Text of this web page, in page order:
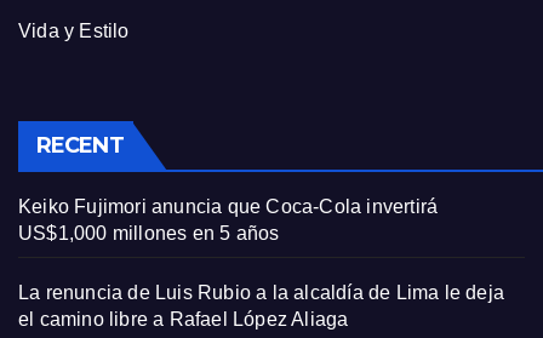
Vida y Estilo
RECENT
Keiko Fujimori anuncia que Coca-Cola invertirá
US$1,000 millones en 5 años
La renuncia de Luis Rubio a la alcaldía de Lima le deja
el camino libre a Rafael López Aliaga